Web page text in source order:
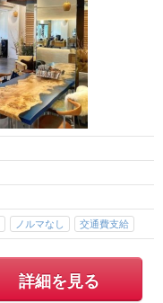
ノルマなし 交通費支給
詳細を見る